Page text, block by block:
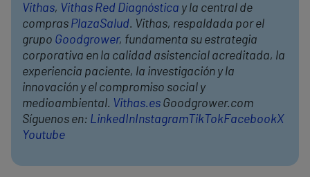
Vithas, Vithas Red Diagnóstica y la central de
compras PlazaSalud. Vithas, respaldada por el
grupo Goodgrower, fundamenta su estrategia
corporativa en la calidad asistencial acreditada, la
experiencia paciente, la investigación y la
innovación y el compromiso social y
medioambiental. Vithas.es Goodgrower.com
Síguenos en: LinkedInInstagram TikTokFacebookX
Youtube